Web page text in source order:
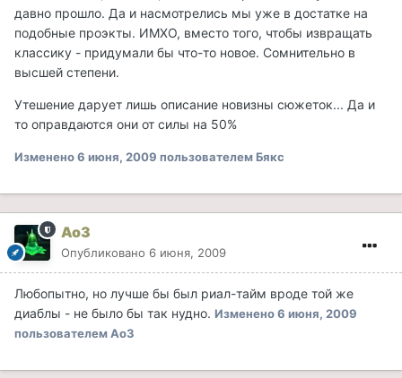
давно прошло. Да и насмотрелись мы уже в достатке на
подобные проэкты. ИМХО, вместо того, чтобы извращать
классику - придумали бы что-то новое. Сомнительно в
высшей степени.
Утешение дарует лишь описание новизны сюжеток... Да и
то оправдаются они от силы на 50%
Изменено6 июня, 2009 пользователем Бякс
Ao3
Опубликовано 6 июня, 2009
Любопытно, но лучше бы был риал-тайм вроде той же
диаблы - не было бы так нудно. Изменено6 июня, 2009
пользователем Ao3